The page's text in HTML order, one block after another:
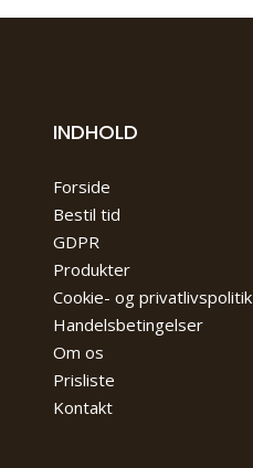
INDHOLD
Forside
Bestil tid
GDPR
Produkter
Cookie- og privatlivspolitik
Handelsbetingelser
Om os
Prisliste
Kontakt